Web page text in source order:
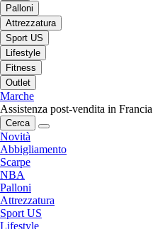
Palloni
Attrezzatura
Sport US
Lifestyle
Fitness
Outlet
Marche
Assistenza post-vendita in Francia
Cerca
Novità
Abbigliamento
Scarpe
NBA
Palloni
Attrezzatura
Sport US
Lifestyle